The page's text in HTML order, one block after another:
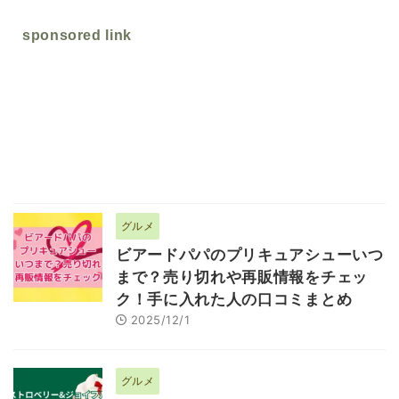
sponsored link
グルメ
ビアードパパのプリキュアシューいつ
まで？売り切れや再販情報をチェッ
ク！手に入れた人の口コミまとめ
2025/12/1
グルメ